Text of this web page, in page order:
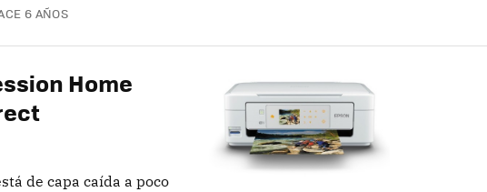
6 AÑOS
Home
de capa caída a poco